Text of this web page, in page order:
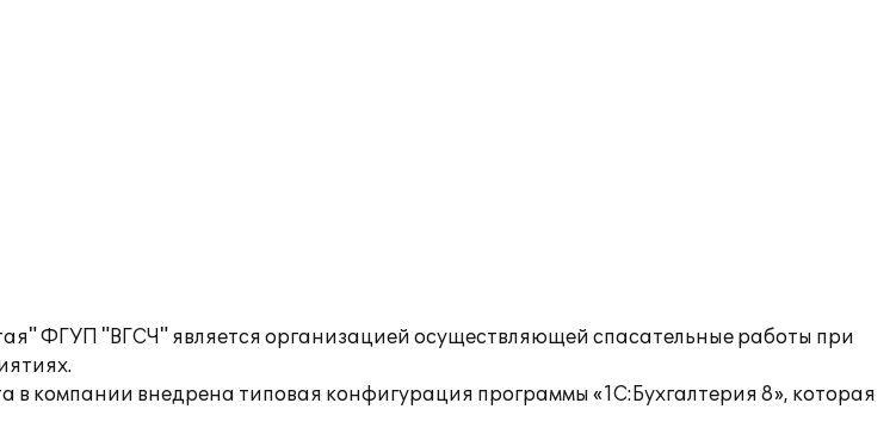
ФГУП "ВГСЧ" является организацией осуществляющей спасательные работы при
в компании внедрена типовая конфигурация программы «1С:Бухгалтерия 8», которая